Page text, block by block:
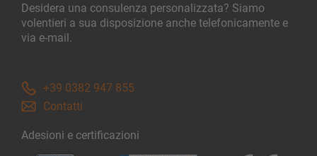
Desidera una consulenza personalizzata? Siamo
volentieri a sua disposizione anche telefonicamente e
via e-mail.
+39 0382 947 855
Contatti
Adesioni e certificazioni